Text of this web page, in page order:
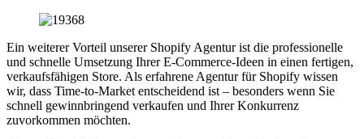
Ein weiterer Vorteil unserer Shopify Agentur ist die professionelle
und schnelle Umsetzung Ihrer E-Commerce-Ideen in einen fertigen,
verkaufsfähigen Store. Als erfahrene Agentur für Shopify wissen
wir, dass Time-to-Market entscheidend ist – besonders wenn Sie
schnell gewinnbringend verkaufen und Ihrer Konkurrenz
zuvorkommen möchten.